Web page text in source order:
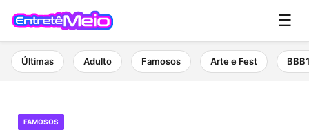
☰
Últimas Adulto Famosos Arte e Fest
FAMOSOS